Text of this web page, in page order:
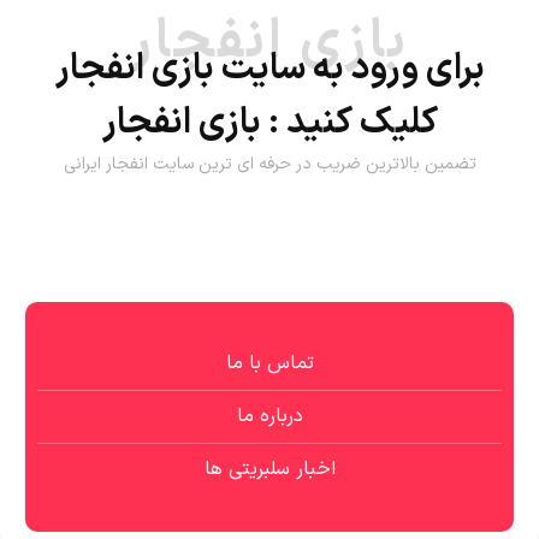
بازی انفجار
برای ورود به سایت بازی انفجار
کلیک کنید : بازی انفجار
تضمین بالاترین ضریب در حرفه ای ترین سایت انفجار ایرانی
تماس با ما
درباره ما
اخبار سلبریتی ها